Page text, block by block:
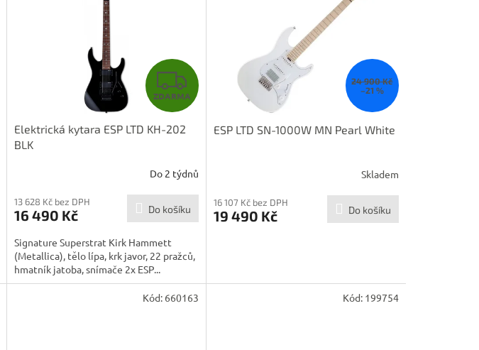
Z
D
R
M
A
ZDARMA
Elektrická kytara ESP LTD KH-202
BLK
Do 2 týdnů
13 628 Kč bez DPH
16 490 Kč Do košíku
Signature Superstrat Kirk Hammett
(Metallica), tělo lípa, krk javor, 22 pražců,
hmatník jatoba, snímače 2x ESP...
24 900 Kč
–21 %
ESP LTD SN-1000W MN Pearl White
Skladem
16 107 Kč bez DPH
19 490 Kč Do košíku
Kód: 660163 Kód: 199754